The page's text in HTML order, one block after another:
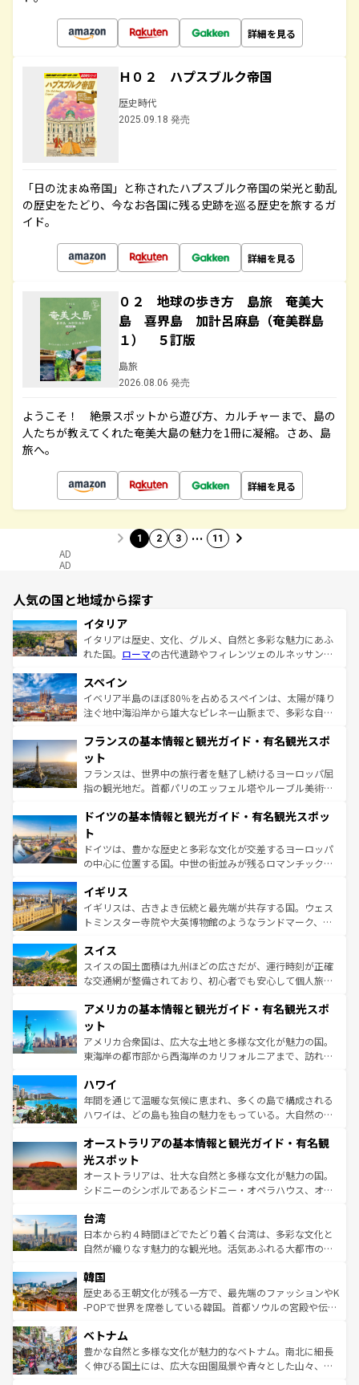
詳細を見る
Ｈ０２ ハプスブルク帝国
歴史時代
2025.09.18 発売
「日の沈まぬ帝国」と称されたハプスブルク帝国の栄光と動乱
の歴史をたどり、今なお各国に残る史跡を巡る歴史を旅するガ
イド。
詳細を見る
０２ 地球の歩き方 島旅 奄美大
島 喜界島 加計呂麻島（奄美群島
１） ５訂版
島旅
2026.08.06 発売
ようこそ！ 絶景スポットから遊び方、カルチャーまで、島の
人たちが教えてくれた奄美大島の魅力を1冊に凝縮。さあ、島
旅へ。
詳細を見る
1 2 3 … 11
AD
AD
人気の国と地域から探す
イタリア
イタリアは歴史、文化、グルメ、自然と多彩な魅力にあふ
れた国。 ローマの古代遺跡やフィレンツェのルネッサンス
ろん、トスカーナの美しい田園風景やアマルフィ海岸の絶
景など、自然景観も見逃せない。観光の合間には、本場の
ピザやパスタなど、絶品のイタリア料理を堪能することも
ませてくれるイタリアで、忘れられない旅をしてみよう！
なお、新着のイタリア情報は
しい。
スペイン
イベリア半島のほぼ80％を占めるスペインは、太陽が降り
注ぐ地中海沿岸から雄大なピレネー山脈まで、多彩な自然
文化が根付くこの国では、情熱的なフラメンコ、熱気あふ
れる闘牛、そして美味しいタパスが生活の一部となってい
る。首都マドリードの洗練された雰囲気や、バルセロナの
アートに溢れた街角から、地方では古代ローマ遺跡や中世
せる。地方によって風土や気候が異なるスペインはその個
ンテンツ一覧 を参照してほしい。
フランスの基本情報と観光ガイド・有名観光スポ
ット
フランスは、世界中の旅行者を魅了し続けるヨーロッパ屈
指の観光地だ。首都パリのエッフェル塔やルーブル美術館
で、幅広い魅力が詰まっている。華麗な宮殿、歴史的な大
聖堂、美しいビーチ、そして豊かな自然が、訪れる者を心
から魅了する。また、フランスは美食の国としても知ら
れ、フランス料理はユネスコ無形文化遺産にも登録されて
香り高いラベンダー畑など、多彩な楽しみ方が可能だ。さ
らに、パリ以外の地域にも魅力が溢れており、どの街角に
も豊かな歴史と文化が息づいている。パリ以外の個性あふ
を参照してほしい。
ドイツの基本情報と観光ガイド・有名観光スポッ
ト
ドイツは、豊かな歴史と多彩な文化が交差するヨーロッパ
の中心に位置する国。中世の街並みが残るロマンチック街
顔を持つこの国は、どこを歩いても飽きることがない。ベ
ルリンの文化的活気、バイエルン州のアルプスの絶景、そ
してライン川沿いのワイン畑といった風景は必見。ビール
は、お酒好きな人にはぜひ体験してほしい。 なお、新着の
ドイツ情報はコンテンツ一覧を参照してほしい。
イギリス
イギリスは、古きよき伝統と最先端が共存する国。ウェス
トミンスター寺院や大英博物館のようなランドマーク、歴
リアごとに異なる魅力がある。また、優雅なアフタヌーン
ティー、ビール好きにはたまらない英国パブ、サッカー観
戦など、本場だからこそできる体験も豊富。イギリスを旅
ンツ一覧を参照してほしい。
スイス
スイスの国土面積は九州ほどの広さだが、運行時刻が正確
な交通網が整備されており、初心者でも安心して個人旅行
の建物がそのまま残る町や、スイスならではのユニークな
博物館もあり、アルプス観光だけでなく町歩きも満喫する
ことができる。国民の所得が高いため物価も高いが、旅行
者向けの交通パス提供のサービスもあり、うまく活用すれ
着のスイス情報は
アメリカの基本情報と観光ガイド・有名観光スポ
ット
アメリカ合衆国は、広大な土地と多様な文化が魅力の国。
東海岸の都市部から西海岸のカリフォルニアまで、訪れる
のような巨大都市は、観光、ショッピング、エンターテイ
ンメントが詰まった刺激的なスポットだ。一方、アメリカ
西部には大自然が広がり、グランドキャニオンやイエロー
部のニューオーリンズでは、音楽と美食が融合した独特の
文化が魅力。旅行者はアメリカの各地域で異なる魅力を楽
しみながら、その多様性と豊かな歴史を感じることができ
るだろう。車でのロードトリップや列車の旅も、アメリカ
情報は
ハワイ
年間を通じて温暖な気候に恵まれ、多くの島で構成される
ハワイは、どの島も独自の魅力をもっている。大自然の神
ワイ島は見逃せない。また、定番の観光地といえばオアフ
島だが、静かな自然を求めるならマウイ島やカウアイ島が
おすすめ。エメラルドグリーンに輝く海をはじめ、豊かな
文化や歴史が息づいている。「アロハスピリット」と呼ば
人々、おいしいローカルフードやハワイアンミュージッ
ク、伝統的なフラダンスなど、すべてがハワイの魅力を彩
っている。訪れるたびに新しい発見と感動が待っているハ
はコンテンツ一覧
オーストラリアの基本情報と観光ガイド・有名観
光スポット
オーストラリアは、壮大な自然と多様な文化が魅力の国。
シドニーのシンボルであるシドニー・オペラハウス、オー
リアリーフや大陸中央部にそびえるウルル（エアーズロッ
ク）、タスマニアの美しい原生林やケアンズの熱帯雨林な
ど、見どころがたくさん。また、カフェやワイン、オージ
いる。アクティビティも充実しており、サーフィンやダイ
ビング、ハイキングなど、アウトドア好きにはたまらな
い。オーストラリアの多彩な魅力を存分に味わいつくそ
参照してほしい。
台湾
日本から約４時間ほどでたどり着く台湾は、多彩な文化と
自然が織りなす魅力的な観光地。活気あふれる大都市の台
ン）、静ひつな山岳地帯である台湾東部など、都市の喧騒
と山間の静けさが共存しており、訪れる人に新しい発見と
驚きをもたらしてくれる。また、奥深い台湾の食文化も魅
容にもいいと評判のスイーツなど、バラエティ豊かな料理
が味わえる。 なお、新着の台湾情報は コンテンツ一覧を参
照してほしい。
韓国
歴史ある王朝文化が残る一方で、最先端のファッションやK
-POPで世界を席巻している韓国。首都ソウルの宮殿や伝統
き、地方に足を延ばせば四季折々の自然美を楽しむことが
できる。そして、キムチや焼肉、絶品のストリートフード
まで、さまざまな韓国料理が待っている。夜には、韓国な
ベトナム
豊かな自然と多様な文化が魅力的なベトナム。南北に細長
く伸びる国土には、広大な田園風景や青々とした山々、世